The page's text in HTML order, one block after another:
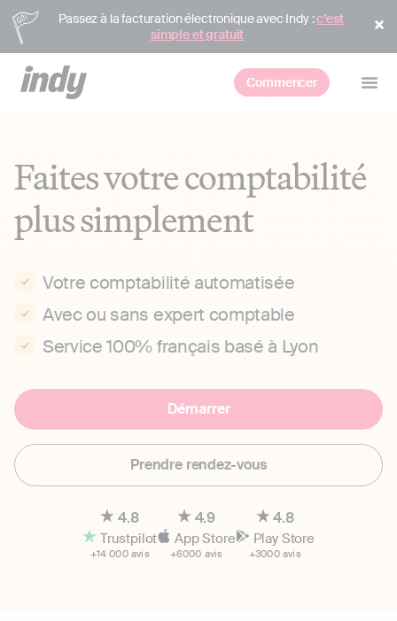
Passez à la facturation électronique avec Indy :c’est
simple et gratuit
Commencer
Faites votre comptabilité
plus simplement
Votre comptabilité automatisée
Avec ou sans expert comptable
Service 100% français basé à Lyon
Démarrer
Prendre rendez-vous
4.8
Trustpilot
+14 000 avis
4.9
App Store
+6000 avis
4.8
Play Store
+3000 avis